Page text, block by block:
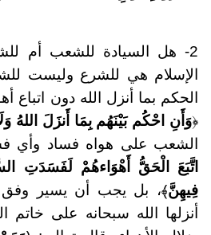
2- هل السيادة للشعب أم
الإسلام هي للشرع وليست
الحكم بما أنزل الله دون اتباع
﴿وَأَنِ احْكُم بَيْنَهُم بِمَا أَنزَلَ اللهُ
الشعب على هواه فساد وأي
اتَّبَعَ الْحَقُّ أَهْوَاءهُمْ لَفَسَدَتِ
فِيهِنَّ﴾، بل يجب أن يسير وفق
أنزلها الله سبحانه على